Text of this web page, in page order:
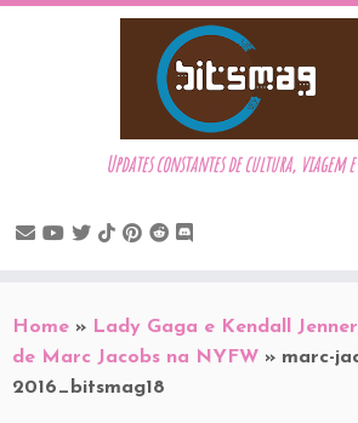
to
content
Updates constantes de cultura, viagem
Home » Lady Gaga e Kendall
de Marc Jacobs na NYFW » marc-
2016_bitsmag18